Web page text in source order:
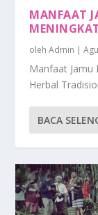
MANFAAT
olehAdmin |
Manfaat Jamu
Herbal
BACA